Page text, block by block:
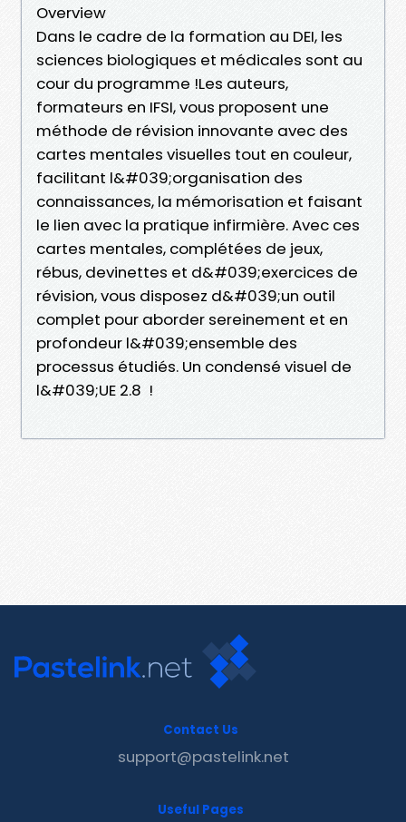
Overview
Dans le cadre de la formation au DEI, les
sciences biologiques et médicales sont au
cour du programme !Les auteurs,
formateurs en IFSI, vous proposent une
méthode de révision innovante avec des
cartes mentales visuelles tout en couleur,
facilitant l&#039;organisation des
connaissances, la mémorisation et faisant
le lien avec la pratique infirmière. Avec ces
cartes mentales, complétées de jeux,
rébus, devinettes et d&#039;exercices de
révision, vous disposez d&#039;un outil
complet pour aborder sereinement et en
profondeur l&#039;ensemble des
processus étudiés. Un condensé visuel de
l&#039;UE 2.8 !
Contact Us
support@pastelink.net
Useful Pages